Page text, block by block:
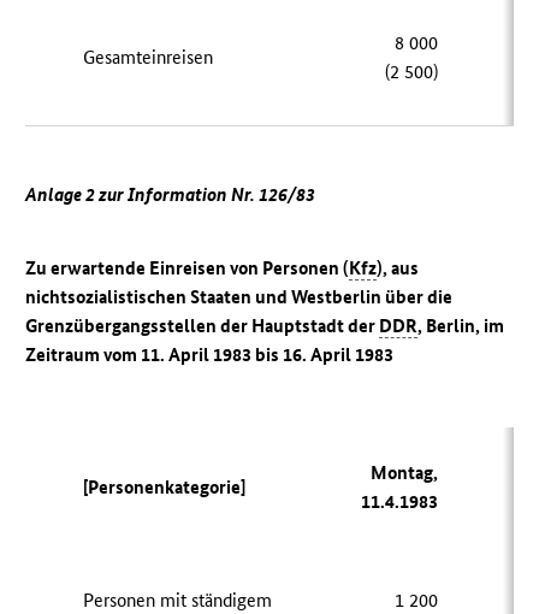
Gesamteinreisen
8 000
(2 500)
Anlage 2 zur Information Nr. 126/83
Zu erwartende Einreisen von Personen (Kfz), aus
nichtsozialistischen Staaten und Westberlin über die
Grenzübergangsstellen der Hauptstadt der DDR, Berlin, im
Zeitraum vom 11. April 1983 bis 16. April 1983
[Personenkategorie]
Montag,
11.4.1983
Personen mit ständigem
1 200